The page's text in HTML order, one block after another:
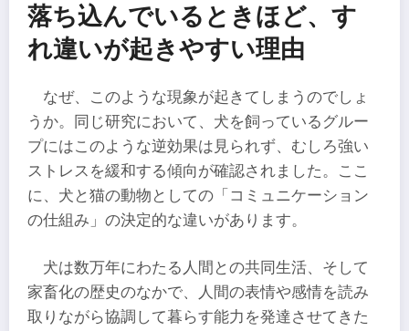
落ち込んでいるときほど、す
れ違いが起きやすい理由
なぜ、このような現象が起きてしまうのでしょ
うか。同じ研究において、犬を飼っているグルー
プにはこのような逆効果は見られず、むしろ強い
ストレスを緩和する傾向が確認されました。ここ
に、犬と猫の動物としての「コミュニケーション
の仕組み」の決定的な違いがあります。
犬は数万年にわたる人間との共同生活、そして
家畜化の歴史のなかで、人間の表情や感情を読み
取りながら協調して暮らす能力を発達させてきた